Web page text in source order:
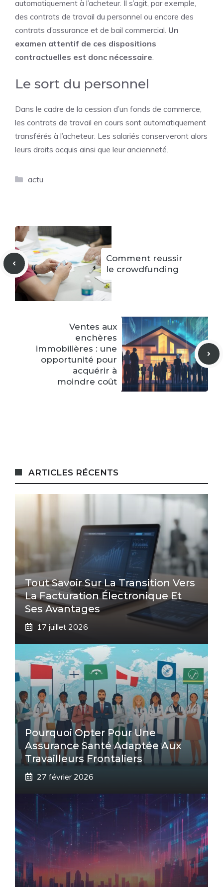
automatiquement à l’acheteur. Il s’agit, par exemple,
des contrats de travail du personnel ou encore des
contrats d’assurance et de bail commercial. Un
examen attentif de ces dispositions
contractuelles est donc nécessaire
Le sort du personnel
Dans le cadre de la cession d’un fonds de commerce,
les contrats de travail en cours sont automatiquement
transférés à l’acheteur. Les salariés conserveront alors
leurs droits acquis ainsi que leur ancienneté.
Catégories
actu
Comment reussir
le crowdfunding
Ventes aux
enchères
immobilières : une
opportunité pour
acquérir à
moindre coût
ARTICLES RÉCENTS
Tout Savoir Sur La Transition Vers
La Facturation Électronique Et
Ses Avantages
17 juillet 2026
Pourquoi Opter Pour Une
Assurance Santé Adaptée Aux
Travailleurs Frontaliers
27 février 2026